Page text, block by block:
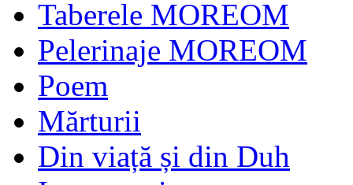
Taberele MOREOM
Pelerinaje MOREOM
Poem
Mărturii
Din viață și din Duh